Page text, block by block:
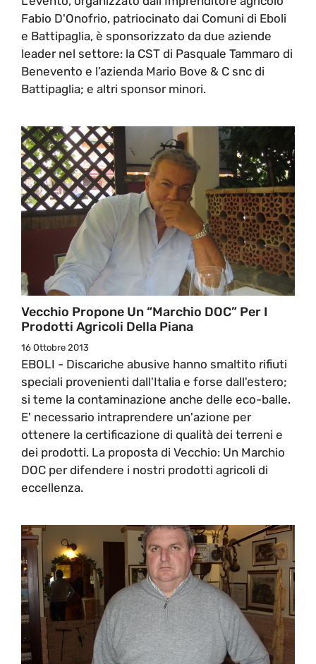
Fabio D'Onofrio, patriocinato dai Comuni di Eboli
e Battipaglia, è sponsorizzato da due aziende
leader nel settore: la CST di Pasquale Tammaro di
Benevento e l’azienda Mario Bove & C snc di
Battipaglia; e altri sponsor minori.
Vecchio Propone Un “Marchio DOC” Per I
Prodotti Agricoli Della Piana
16 Ottobre 2013
EBOLI - Discariche abusive hanno smaltito rifiuti
speciali provenienti dall'Italia e forse dall'estero;
si teme la contaminazione anche delle eco-balle.
E' necessario intraprendere un'azione per
ottenere la certificazione di qualità dei terreni e
dei prodotti. La proposta di Vecchio: Un Marchio
DOC per difendere i nostri prodotti agricoli di
eccellenza.